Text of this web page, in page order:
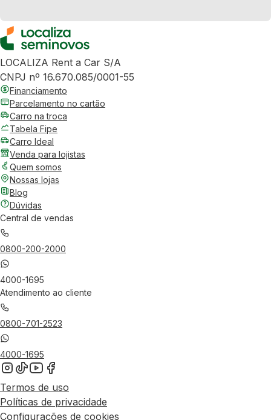
LOCALIZA Rent a Car S/A
CNPJ nº 16.670.085/0001-55
Financiamento
Parcelamento no cartão
Carro na troca
Tabela Fipe
Carro Ideal
Venda para lojistas
Quem somos
Nossas lojas
Blog
Dúvidas
Central de vendas
0800-200-2000
4000-1695
Atendimento ao cliente
0800-701-2523
4000-1695
Termos de uso
Políticas de privacidade
Configurações de cookies